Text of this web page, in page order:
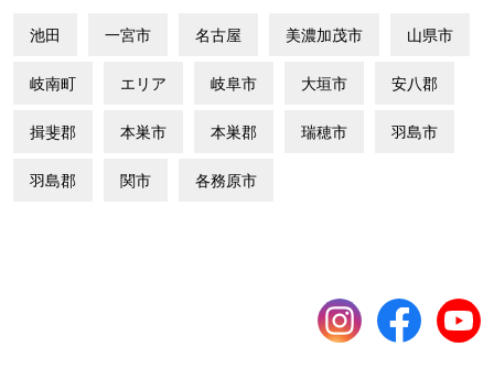
池田 一宮市 名古屋 美濃加茂市 山県市
岐南町 エリア 岐阜市 大垣市 安八郡
揖斐郡 本巣市 本巣郡 瑞穂市 羽島市
羽島郡 関市 各務原市